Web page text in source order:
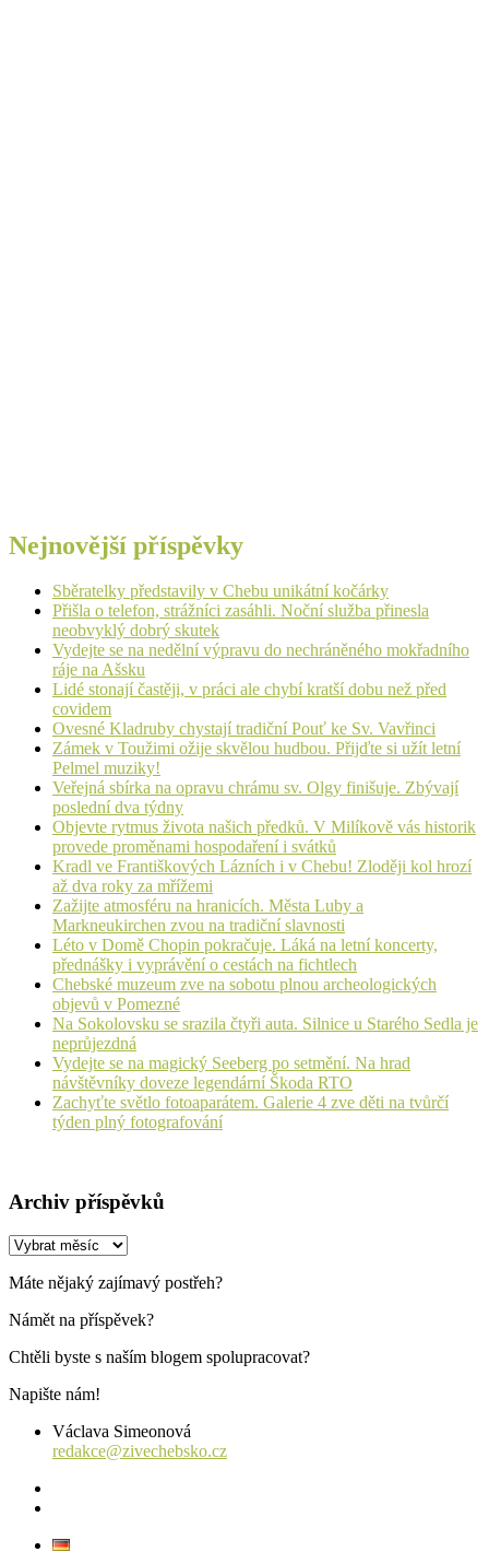
Nejnovější příspěvky
Sběratelky představily v Chebu unikátní kočárky
Přišla o telefon, strážníci zasáhli. Noční služba přinesla
neobvyklý dobrý skutek
Vydejte se na nedělní výpravu do nechráněného mokřadního
ráje na Ašsku
Lidé stonají častěji, v práci ale chybí kratší dobu než před
covidem
Ovesné Kladruby chystají tradiční Pouť ke Sv. Vavřinci
Zámek v Toužimi ožije skvělou hudbou. Přijďte si užít letní
Pelmel muziky!
Veřejná sbírka na opravu chrámu sv. Olgy finišuje. Zbývají
poslední dva týdny
Objevte rytmus života našich předků. V Milíkově vás historik
provede proměnami hospodaření i svátků
Kradl ve Františkových Lázních i v Chebu! Zloději kol hrozí
až dva roky za mřížemi
Zažijte atmosféru na hranicích. Města Luby a
Markneukirchen zvou na tradiční slavnosti
Léto v Domě Chopin pokračuje. Láká na letní koncerty,
přednášky i vyprávění o cestách na fichtlech
Chebské muzeum zve na sobotu plnou archeologických
objevů v Pomezné
Na Sokolovsku se srazila čtyři auta. Silnice u Starého Sedla je
neprůjezdná
Vydejte se na magický Seeberg po setmění. Na hrad
návštěvníky doveze legendární Škoda RTO
Zachyťte světlo fotoaparátem. Galerie 4 zve děti na tvůrčí
týden plný fotografování
Archiv příspěvků
Archiv
Máte nějaký zajímavý postřeh?
Námět na příspěvek?
Chtěli byste s naším blogem spolupracovat?
Napište nám!
Václava Simeonová
redakce@zivechebsko.cz